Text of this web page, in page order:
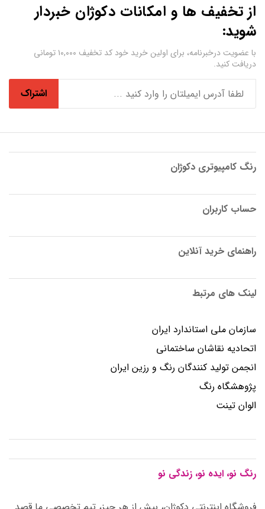
از تخفیف ها و امکانات دکوژان خبردار
شوید:
با عضویت درخبرنامه، برای اولین خرید خود کد تخفیف ۱۰,۰۰۰ تومانی
دریافت کنید.
اشتراک
رنگ کامپیوتری دکوژان
حساب کاربران
راهنمای خرید آنلاین
لینک های مرتبط
سازمان ملی استاندارد ایران
اتحادیه نقاشان ساختمانی
انجمن توليد كنندگان رنگ و رزين ايران
پژوهشگاه رنگ
الوان تینت
رنگ نو، ایده نو، زندگی نو